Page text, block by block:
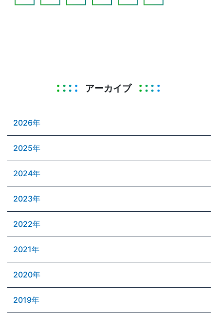
アーカイブ
2026年
2025年
2024年
2023年
2022年
2021年
2020年
2019年